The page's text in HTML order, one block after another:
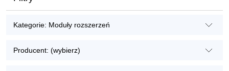
Kategorie: Moduły rozszerzeń
Producent: (wybierz)